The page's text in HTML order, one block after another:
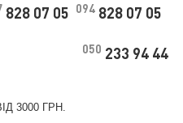
828 07 05 094828 07 05
050 233 94 44
3000 ГРН.